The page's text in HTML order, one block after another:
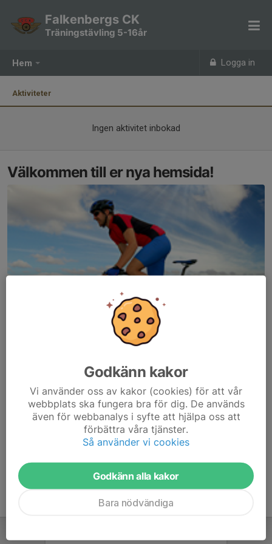
Hem Logga in
Falkenbergs CK
Träningstävling 5-16år
Aktiviteter
Ingen aktivitet inbokad
Välkommen till er nya hemsida!
Här hamnar automatiskt de senaste nyheterna på hemsidan. För
att kunna börja administrera hemsidan loggar du in högst upp till
höger.
Godkänn kakor
Vi använder oss av kakor (cookies) för att vår
webbplats ska fungera bra för dig. De används
även för webbanalys i syfte att hjälpa oss att
förbättra våra tjänster.
Så använder vi cookies
Godkänn alla kakor
Bara nödvändiga